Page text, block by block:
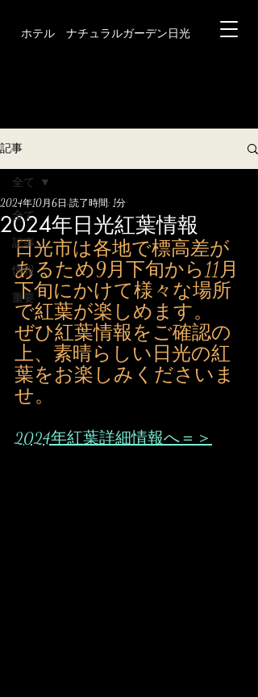
ホテル ナチュラルガーデン日光
記事
全て
記事
情報
重要
全て
2024年日光紅葉情報
2024年10月6日 読了時間: 1分
日光市は各地で標高差が
あるため9月下旬から11月
下旬にかけて様々な場所
で紅葉が楽しめます。
ぜひ紅葉情報をご確認の
上、素晴らしい日光の紅
葉をお楽しみくださいま
せ。
2024年紅葉詳細情報へ＝＞